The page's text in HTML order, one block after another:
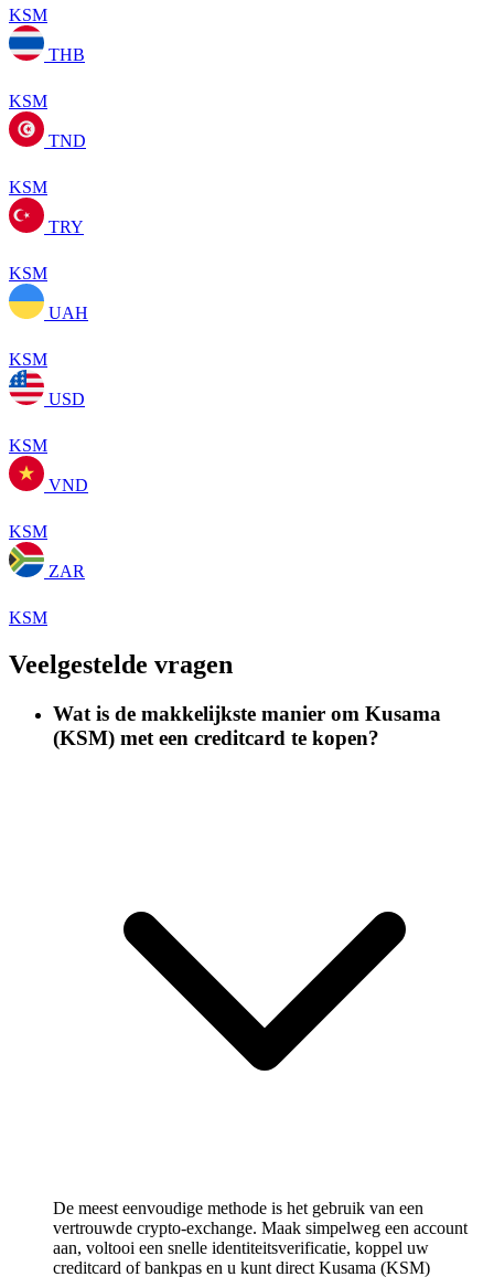
KSM
THB
KSM
TND
KSM
TRY
KSM
UAH
KSM
USD
KSM
VND
KSM
ZAR
KSM
Veelgestelde vragen
Wat is de makkelijkste manier om Kusama
(KSM) met een creditcard te kopen?
De meest eenvoudige methode is het gebruik van een
vertrouwde crypto-exchange. Maak simpelweg een account
aan, voltooi een snelle identiteitsverificatie, koppel uw
creditcard of bankpas en u kunt direct Kusama (KSM)